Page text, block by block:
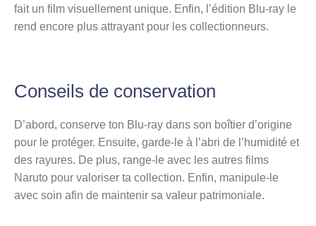
fait un film visuellement unique. Enfin, l’édition Blu-ray le
rend encore plus attrayant pour les collectionneurs.
Conseils de conservation
D’abord, conserve ton Blu-ray dans son boîtier d’origine
pour le protéger. Ensuite, garde-le à l’abri de l’humidité et
des rayures. De plus, range-le avec les autres films
Naruto pour valoriser ta collection. Enfin, manipule-le
avec soin afin de maintenir sa valeur patrimoniale.